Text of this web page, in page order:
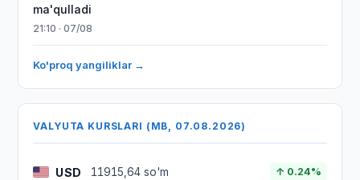
ma'qulladi
21:10 · 07/08
Ko'proq yangiliklar →
VALYUTA KURSLARI (MB, 07.08.2026)
USD 11915,64 so'm ↑ 0.24%